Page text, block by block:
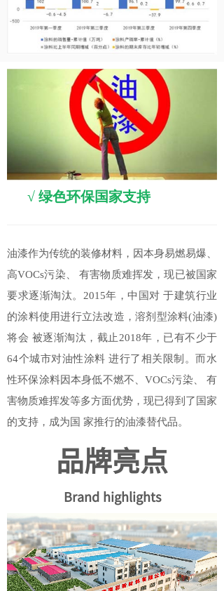
√ 绿色环保国家支持
油漆作为传统的装修材料，因本身易燃易爆、
高VOCs污染、 有害物质难挥发，现已被国家
要求逐渐淘汰。2015年，中国对 于建筑行业
的涂料使用进行立法改造，溶剂型涂料(油漆)
将会 被逐渐淘汰，截止2018年，已有不少于
64个城市对油性涂料 进行了相关限制。而水
性环保涂料因本身低不燃不、VOCs污染、 有
害物质难挥发等多方面优势，现已得到了国家
的支持，成为国 家推行的油漆替代品。
品牌亮点
Brand highlights